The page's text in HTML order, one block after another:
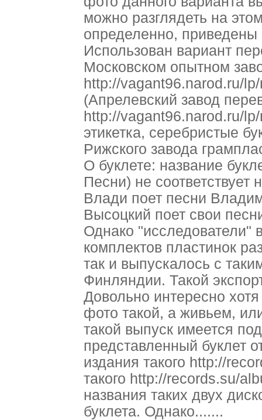
можно разглядеть на
определенно, приведены
Использован вариант
Московском опытном
http://vagant96.narod.ru/
(Апрелевский завод
http://vagant96.narod.ru/
этикетка, серебристые
Рижского завода
О буклете: название
Песни) не
Влади поет песни
Высоцкий поет свои
Однако "исследователи"
комплектов пластинок
так и выпускалось с
Финляндии. Такой
Довольно интересно
фото такой, а живьем,
такой выпуск имеется
представленный буклет
издания такого http://
такого http://records.su/
названия таких двух
буклета. Однако.......